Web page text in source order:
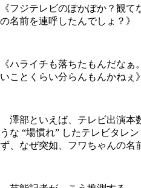
《フジテレビのぽかぽか？観
の名前を連呼したんでしょ？》
《ハライチも落ちたもんだな
いことくらい分らんもんかねぇ》
澤部といえば、テレビ出演本
うな “場慣れ” したテレビタレ
ず、なぜ突如、フワちゃんの名